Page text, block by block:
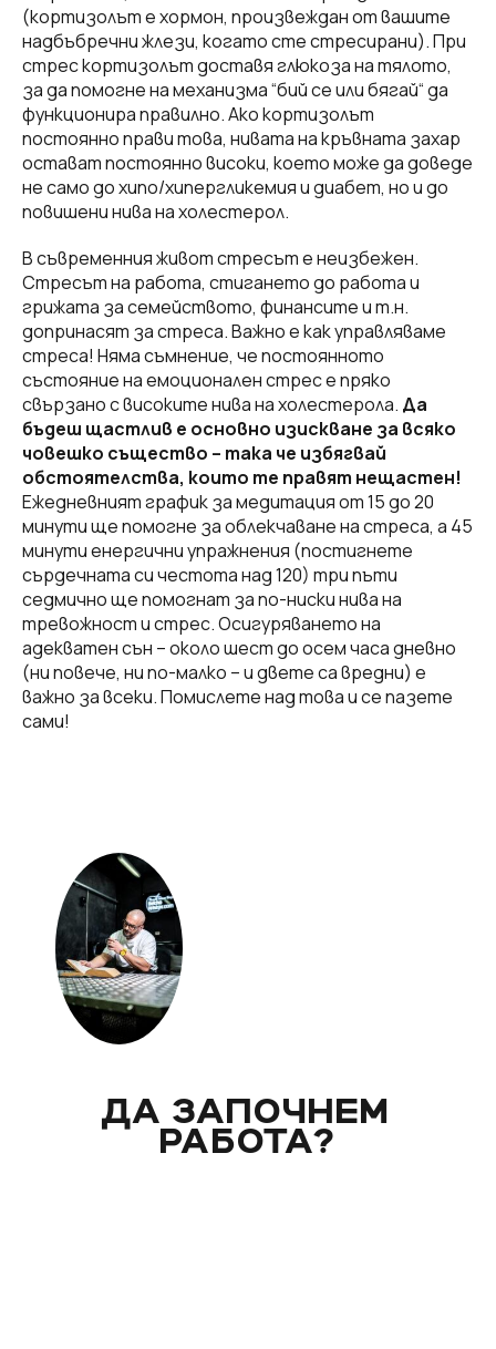
(кортизолът е хормон, произвеждан от вашите
надбъбречни жлези, когато сте стресирани). При
стрес кортизолът доставя глюкоза на тялото,
за да помогне на механизма “бий се или бягай“ да
функционира правилно. Ако кортизолът
постоянно прави това, нивата на кръвната захар
остават постоянно високи, което може да доведе
не само до хипо/хипергликемия и диабет, но и до
повишени нива на холестерол.
В съвременния живот стресът е неизбежен.
Стресът на работа, стигането до работа и
грижата за семейството, финансите и т.н.
допринасят за стреса. Важно е как управляваме
стреса! Няма съмнение, че постоянното
състояние на емоционален стрес е пряко
свързано с високите нива на холестерола. Да
бъдеш щастлив е основно изискване за всяко
човешко същество – така че избягвай
обстоятелства, които те правят нещастен!
Ежедневният график за медитация от 15 до 20
минути ще помогне за облекчаване на стреса, а 45
минути енергични упражнения (постигнете
сърдечната си честота над 120) три пъти
седмично ще помогнат за по-ниски нива на
тревожност и стрес. Осигуряването на
адекватен сън – около шест до осем часа дневно
(ни повече, ни по-малко – и двете са вредни) е
важно за всеки. Помислете над това и се пазете
сами!
ДА ЗАПОЧНЕМ
РАБОТА?